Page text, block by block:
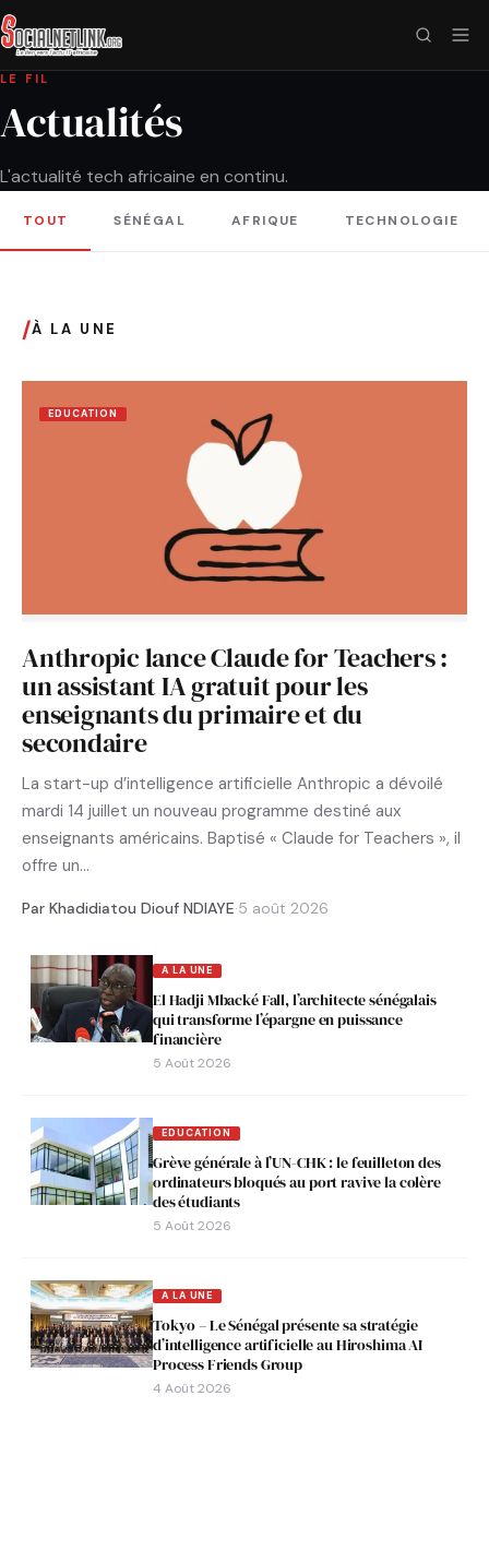
LE FIL
Actualités
L'actualité tech africaine en continu.
TOUT SÉNÉGAL AFRIQUE TECHNOLOGIE
/À LA UNE
EDUCATION
Anthropic lance Claude for Teachers :
un assistant IA gratuit pour les
enseignants du primaire et du
secondaire
La start-up d’intelligence artificielle Anthropic a dévoilé
mardi 14 juillet un nouveau programme destiné aux
enseignants américains. Baptisé « Claude for Teachers », il
offre un…
Par Khadidiatou Diouf NDIAYE·5 août 2026
A LA UNE
El Hadji Mbacké Fall, l’architecte sénégalais
qui transforme l’épargne en puissance
financière
5 Août 2026
EDUCATION
Grève générale à l’UN-CHK : le feuilleton des
ordinateurs bloqués au port ravive la colère
des étudiants
5 Août 2026
A LA UNE
Tokyo – Le Sénégal présente sa stratégie
d’intelligence artificielle au Hiroshima AI
Process Friends Group
4 Août 2026